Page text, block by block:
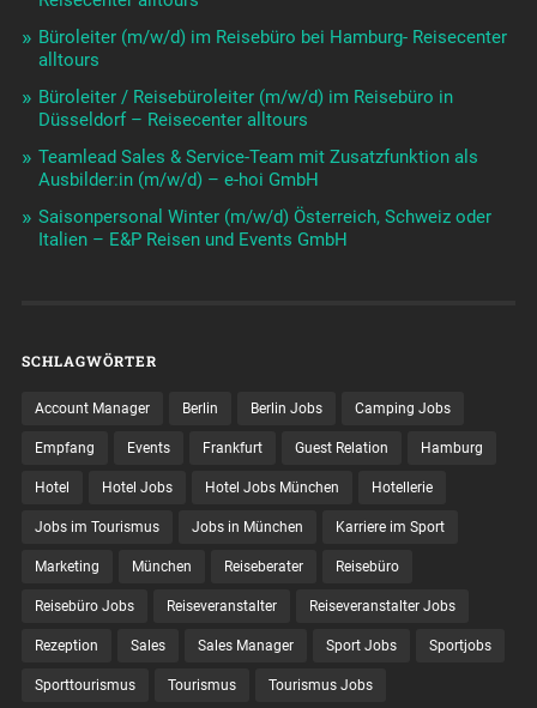
Büroleiter (m/w/d) im Reisebüro bei Hamburg- Reisecenter
alltours
Büroleiter / Reisebüroleiter (m/w/d) im Reisebüro in
Düsseldorf – Reisecenter alltours
Teamlead Sales & Service-Team mit Zusatzfunktion als
Ausbilder:in (m/w/d) – e-hoi GmbH
Saisonpersonal Winter (m/w/d) Österreich, Schweiz oder
Italien – E&P Reisen und Events GmbH
SCHLAGWÖRTER
Account Manager Berlin Berlin Jobs Camping Jobs
Empfang Events Frankfurt Guest Relation Hamburg
Hotel Hotel Jobs Hotel Jobs München Hotellerie
Jobs im Tourismus Jobs in München Karriere im Sport
Marketing München Reiseberater Reisebüro
Reisebüro Jobs Reiseveranstalter Reiseveranstalter Jobs
Rezeption Sales Sales Manager Sport Jobs Sportjobs
Sporttourismus Tourismus Tourismus Jobs